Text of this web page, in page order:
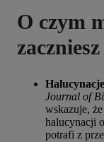
O czym
zaczniesz
Journal of
wskazuje,
halucynacji
potrafi z